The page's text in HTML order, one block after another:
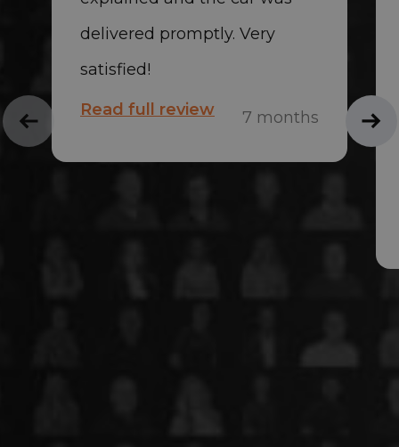
delivered promptly. Very
satisfied!
Read full review 7 months